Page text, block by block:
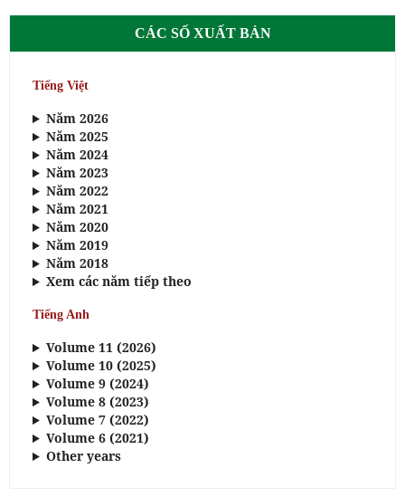
CÁC SỐ XUẤT BẢN
Tiếng Việt
Năm 2026
Năm 2025
Năm 2024
Năm 2023
Năm 2022
Năm 2021
Năm 2020
Năm 2019
Năm 2018
Xem các năm tiếp theo
Tiếng Anh
Volume 11 (2026)
Volume 10 (2025)
Volume 9 (2024)
Volume 8 (2023)
Volume 7 (2022)
Volume 6 (2021)
Other years